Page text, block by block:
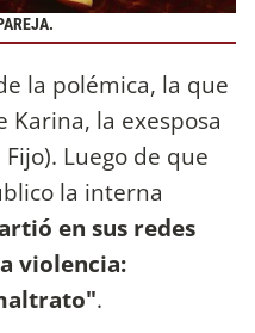
la polémica, la que
la exesposa
Luego de que
la interna
en sus redes
violencia:
.